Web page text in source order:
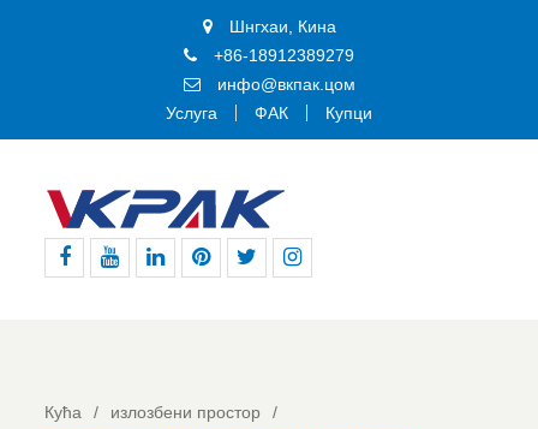
Шнгхаи, Кина
+86-18912389279
инфо@вкпак.цом
Услуга
ФАК Купци
Кућа
излозбени простор